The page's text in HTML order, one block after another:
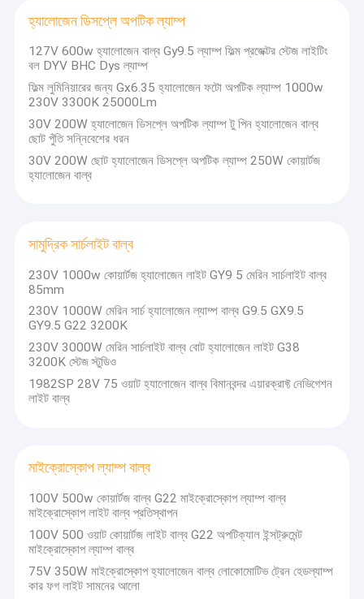
উদ্ধৃতির জন্য আবেদন
কোয়ার্টজ হ্যালোজেন বাল্ব
কোয়ার্টজ লাইট বাল্ব
কোয়ার্টজ ইনফ্রারেড বাল্ব
দ্বি পিন হ্যালোজেন বাল্ব
1000 ওয়াট কোয়ার্টজ ল্যাম্প
কোয়ার্টজ হ্যালোজেন হেডলাইট
কোয়ার্টজ আয়োডিন ল্যাম্প
হ্যালোজেন ডিসপ্লে অপটিক ল্যাম্প
মাইক্রোস্কোপ ল্যাম্প বাল্ব
ডাবল শেষ হ্যালোজেন বাল্ব
একক শেষ হ্যালোজেন বাতি
স্টেজ লাইট হ্যালোজেন বাল্ব
হ্যালোজেন ডিসপ্লে অপটিক ল্যাম্প
127V 600w হ্যালোজেন বাল্ব Gy9.5 ল্যাম্প ফিল্ম প্রজেক্টর স্টেজ লাইটিং
বল DYV BHC Dys ল্যাম্প
ফিল্ম লুমিনিয়ারের জন্য Gx6.35 হ্যালোজেন ফটো অপটিক ল্যাম্প 1000w
230V 3300K 25000Lm
30V 200W হ্যালোজেন ডিসপ্লে অপটিক ল্যাম্প টু পিন হ্যালোজেন বাল্ব
ছোট পুঁতি সন্নিবেশের ধরন
30V 200W ছোট হ্যালোজেন ডিসপ্লে অপটিক ল্যাম্প 250W কোয়ার্টজ
হ্যালোজেন বাল্ব
সামুদ্রিক সার্চলাইট বাল্ব
230V 1000w কোয়ার্টজ হ্যালোজেন লাইট GY9 5 মেরিন সার্চলাইট বাল্ব
85mm
230V 1000W মেরিন সার্চ হ্যালোজেন ল্যাম্প বাল্ব G9.5 GX9.5
GY9.5 G22 3200K
230V 3000W মেরিন সার্চলাইট বাল্ব বোট হ্যালোজেন লাইট G38
3200K স্টেজ স্টুডিও
1982SP 28V 75 ওয়াট হ্যালোজেন বাল্ব বিমানবন্দর এয়ারক্রাফ্ট নেভিগেশন
লাইট বাল্ব
মাইক্রোস্কোপ ল্যাম্প বাল্ব
100V 500w কোয়ার্টজ বাল্ব G22 মাইক্রোস্কোপ ল্যাম্প বাল্ব
মাইক্রোস্কোপ লাইট বাল্ব প্রতিস্থাপন
100V 500 ওয়াট কোয়ার্টজ লাইট বাল্ব G22 অপটিক্যাল ইন্সট্রুমেন্ট
মাইক্রোস্কোপ ল্যাম্প বাল্ব
75V 350W মাইক্রোস্কোপ হ্যালোজেন বাল্ব লোকোমোটিভ ট্রেন হেডল্যাম্প
কার ফগ লাইট সামনের আলো
কল এবং আমাদের সাথে যোগাযোগ করতে গ্রাহকদের স্বাগতম!